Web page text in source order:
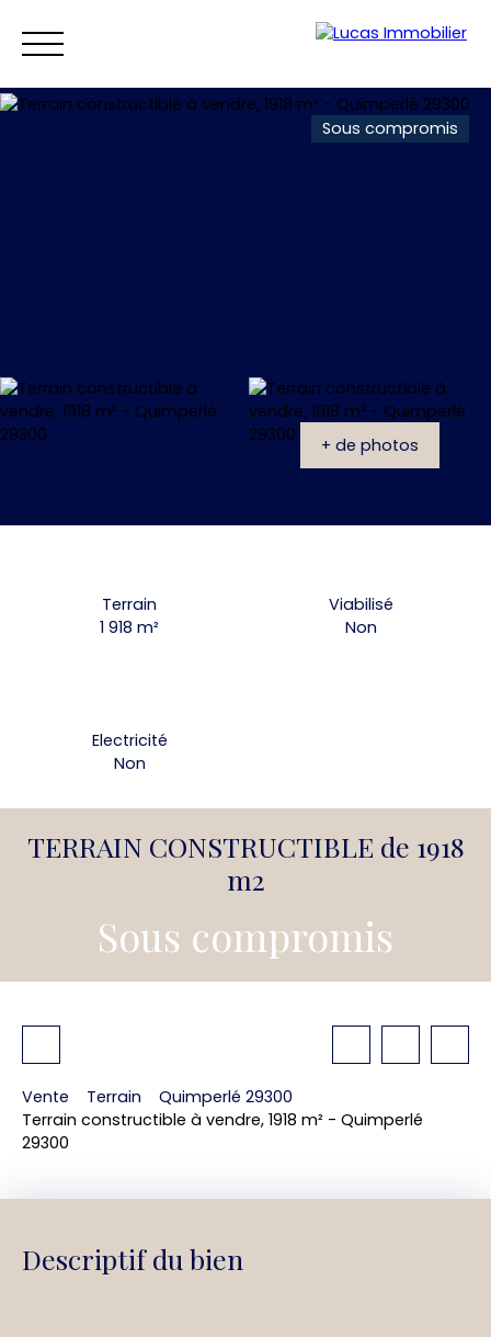
Sous compromis
+ de photos
Terrain
1 918m²
Viabilisé
Non
Electricité
Non
TERRAIN CONSTRUCTIBLE de 1918
m2
Sous compromis
Vente Terrain
Quimperlé 29300
Terrain constructible à vendre, 1918 m² - Quimperlé
29300
Descriptif du bien